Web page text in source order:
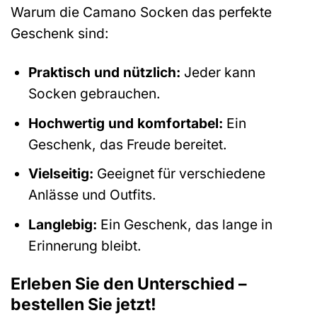
Warum die Camano Socken das perfekte
Geschenk sind:
Praktisch und nützlich: Jeder kann
Socken gebrauchen.
Hochwertig und komfortabel: Ein
Geschenk, das Freude bereitet.
Vielseitig: Geeignet für verschiedene
Anlässe und Outfits.
Langlebig: Ein Geschenk, das lange in
Erinnerung bleibt.
Erleben Sie den Unterschied –
bestellen Sie jetzt!